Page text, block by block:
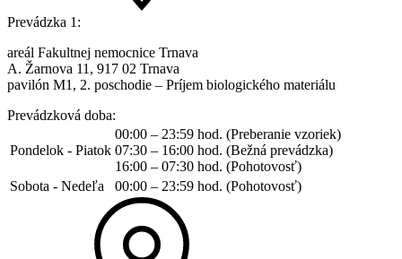
Prevádzka 1:
areál Fakultnej nemocnice Trnava
A. Žarnova 11, 917 02 Trnava
pavilón M1, 2. poschodie – Príjem biologického materiálu
Prevádzková doba:
Pondelok - Piatok
00:00 – 23:59 hod. (Preberanie vzoriek)
07:30 – 16:00 hod. (Bežná prevádzka)
16:00 – 07:30 hod. (Pohotovosť)
Sobota - Nedeľa
00:00 – 23:59 hod. (Pohotovosť)